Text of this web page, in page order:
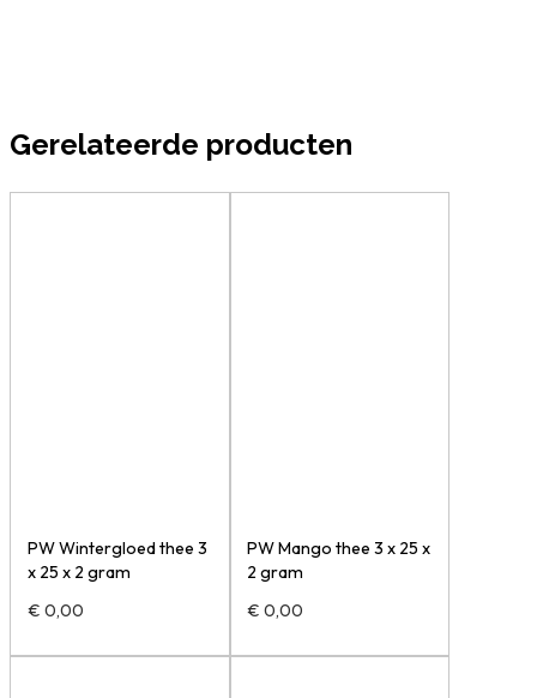
gram
Gerelateerde producten
PW Wintergloed thee 3
x 25 x 2 gram
€ 0,00
PW Mango thee 3 x 25 x
2 gram
€ 0,00